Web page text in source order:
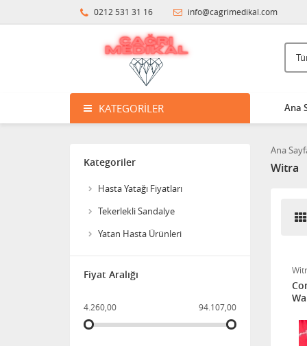
0212 531 31 16 info@cagrimedikal.com
KATEGORILER Ana
Kategoriler
Hasta Yatağı Fiyatları
Tekerlekli Sandalye
Yatan Hasta Ürünleri
Fiyat Aralığı
4.260,00 94.107,00
Wollex 615 Silikon Göğüs
Protezi
3.396,14
Süspansuvar Külodu
Medikalcim Klozet
Tutunma Barı
8.594,45
Barı
Ana
Witra